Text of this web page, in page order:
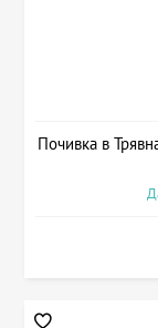
Почивка в